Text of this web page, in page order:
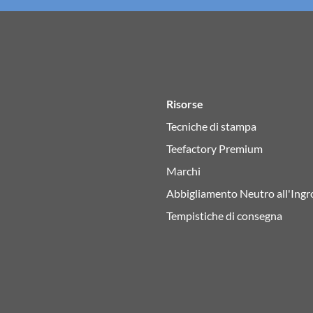
Risorse
Tecniche di stampa
Teefactory Premium
Marchi
Abbigliamento Neutro
Tempistiche di consegna